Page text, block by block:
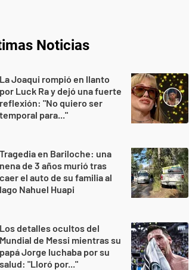
Noticias
La Joaqui rompió en llanto
por Luck Ra y dejó una fuerte
reflexión: "No quiero ser
temporal para..."
Tragedia en Bariloche: una
nena de 3 años murió tras
caer el auto de su familia al
lago Nahuel Huapi
Los detalles ocultos del
Mundial de Messi mientras su
papá Jorge luchaba por su
salud: "Lloró por..."